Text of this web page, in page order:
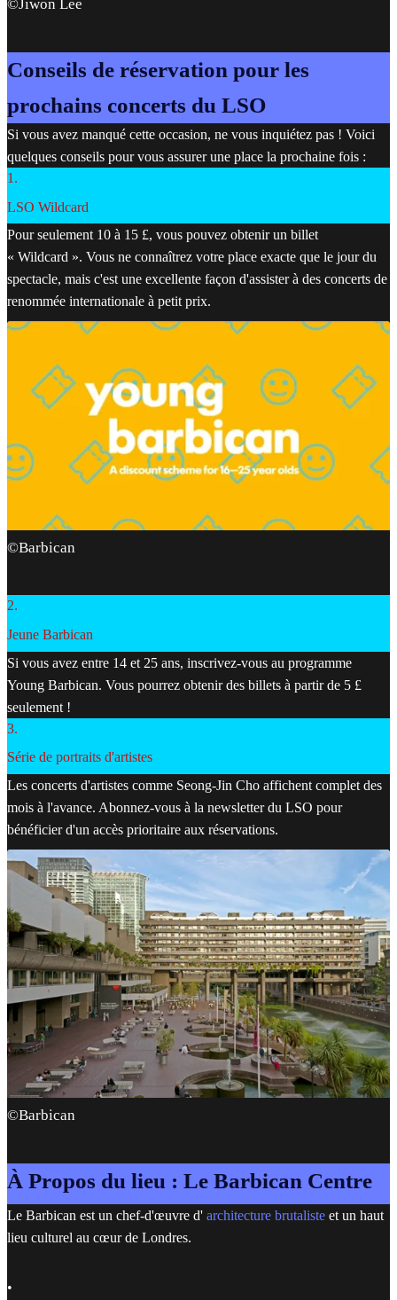
©Jiwon Lee
Conseils de réservation pour les
prochains concerts du LSO
Si vous avez manqué cette occasion, ne vous inquiétez pas ! Voici
quelques conseils pour vous assurer une place la prochaine fois :
1 .
LSO Wildcard
Pour seulement 10 à 15 £, vous pouvez obtenir un billet
« Wildcard ». Vous ne connaîtrez votre place exacte que le jour du
spectacle, mais c'est une excellente façon d'assister à des concerts de
renommée internationale à petit prix.
©Barbican
2.
Jeune Barbican
Si vous avez entre 14 et 25 ans, inscrivez-vous au programme
Young Barbican. Vous pourrez obtenir des billets à partir de 5 £
seulement !
3.
Série de portraits d'artistes
Les concerts d'artistes comme Seong-Jin Cho affichent complet des
mois à l'avance. Abonnez-vous à la newsletter du LSO pour
bénéficier d'un accès prioritaire aux réservations.
©Barbican
À Propos du lieu : Le Barbican Centre
Le Barbican est un chef-d'œuvre d' architecture brutaliste et un haut
lieu culturel au cœur de Londres.
•